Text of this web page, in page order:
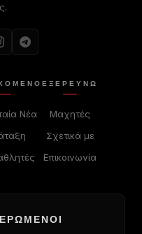
Νέα
ΕΞΕΡΕΥΝΏ
Μαχητές
Σχετικά με
Επικοινωνία